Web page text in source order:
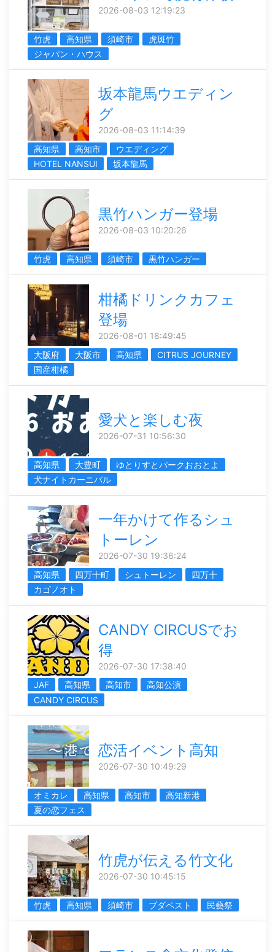
2026-08-03 12:19:23
竹虎 高知県 須崎市
虎斑竹
ジャパン・ハウス
坂本龍馬ウエディン
グ
2026-08-03 11:14:39
高知県
高知市
ウエディング
HOTEL NANSUI
坂本龍馬
黒竹ハンガー登場
2026-08-03 10:20:26
竹虎 高知県 須崎市 黒竹ハンガー
柑橘ドリンクカフェ
登場
2026-08-01 18:49:45
大阪府
大阪市 高知県
CITRUS JOURNEY
国産柑橘
愛犬と楽しむ夜
2026-07-31 10:56:30
高知県 大豊町
ゆとりすとパークおおとよ
犬ナイトカーニバル
一年かけて作るシュ
トーレン
2026-07-30 19:36:24
高知県
四万十町 シュトーレン
四万十
カゴノオト
CANDY CIRCUSでお
得
2026-07-30 17:38:40
JAF
高知県 高知市
高知公演
CANDY CIRCUS
恋活イベント高知
2026-07-30 10:49:29
オミカレ 高知県 高知市
高知新港
夏の恋フェス
竹虎が伝える竹文化
2026-07-30 10:45:15
竹虎 高知県 須崎市 ブダペスト 民藝祭